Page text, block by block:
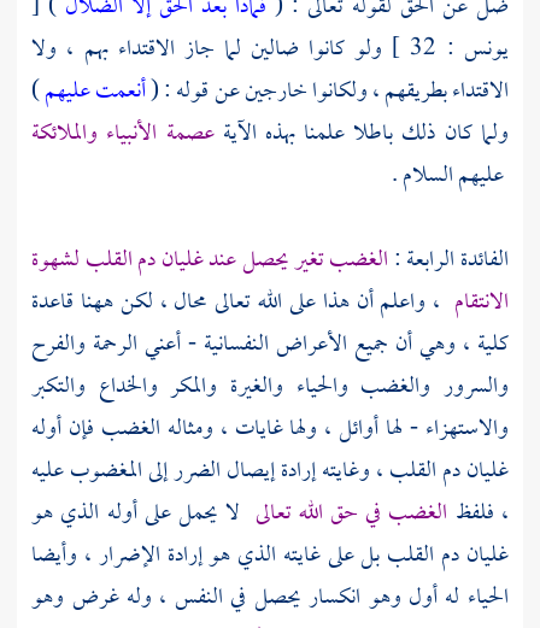
يونس : 32 ] ولو كانوا ضالين لما جاز الاقتداء بهم ، ولا
الاقتداء بطريقهم ، ولكانوا خارجين عن قوله : (أنعمت عليهم)
ولما كان ذلك باطلا علمنا بهذه الآيةعصمة الأنبياء والملائكة
عليهم السلام .
الفائدة الرابعة :الغضب تغير يحصل عند غليان دم القلب لشهوة
الانتقام ، واعلم أن هذا على الله تعالى محال ، لكن ههنا قاعدة
كلية ، وهي أن جميع الأعراض النفسانية - أعني الرحمة والفرح
والسرور والغضب والحياء والغيرة والمكر والخداع والتكبر
والاستهزاء - لها أوائل ، ولها غايات ، ومثاله الغضب فإن أوله
غليان دم القلب ، وغايته إرادة إيصال الضرر إلى المغضوب عليه
، فلفظ الغضب في حق الله تعالى لا يحمل على أوله الذي هو
غليان دم القلب بل على غايته الذي هو إرادة الإضرار ، وأيضا
الحياء له أول وهو انكسار يحصل في النفس ، وله غرض وهو